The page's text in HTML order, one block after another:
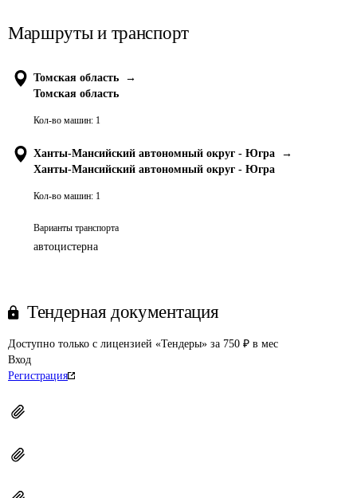
Маршруты и транспорт
Томская область
→
Томская область
Кол-во машин: 1
Ханты-Мансийский автономный округ - Югра
→
Ханты-Мансийский автономный округ - Югра
Кол-во машин: 1
Варианты транспорта
автоцистерна
Тендерная документация
Доступно только с лицензией «Тендеры» за 750 ₽ в мес
Вход
Регистрация